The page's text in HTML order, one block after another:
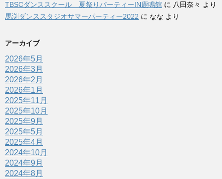
TBSCダンススクール 夏祭りパーティーIN鹿鳴館 に 八田奈々 より
馬渕ダンススタジオサマーパーティー2022 に なな より
アーカイブ
2026年5月
2026年3月
2026年2月
2026年1月
2025年11月
2025年10月
2025年9月
2025年5月
2025年4月
2024年10月
2024年9月
2024年8月